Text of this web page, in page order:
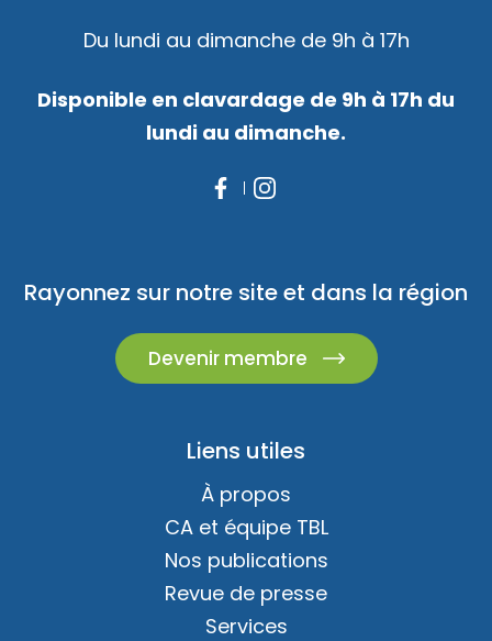
Du lundi au dimanche de 9h à 17h
Disponible en clavardage de 9h à 17h du
lundi au dimanche.
Rayonnez sur notre site et dans la région
Devenir membre
Liens utiles
À propos
CA et équipe TBL
Nos publications
Revue de presse
Services